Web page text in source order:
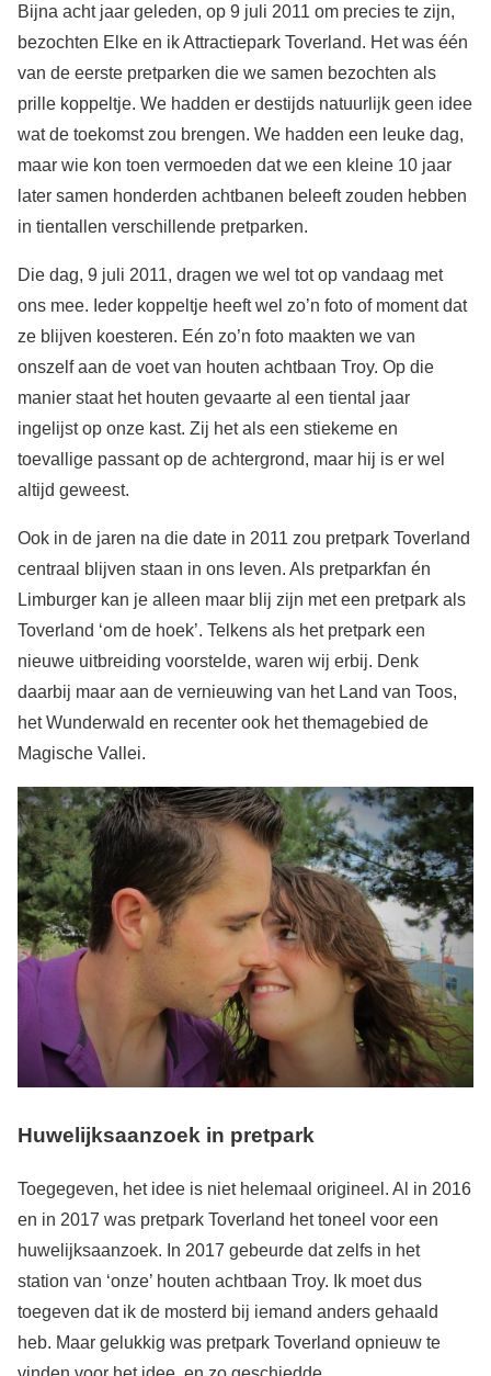
Bijna acht jaar geleden, op 9 juli 2011 om precies te zijn,
bezochten Elke en ik Attractiepark Toverland. Het was één
van de eerste pretparken die we samen bezochten als
prille koppeltje. We hadden er destijds natuurlijk geen idee
wat de toekomst zou brengen. We hadden een leuke dag,
maar wie kon toen vermoeden dat we een kleine 10 jaar
later samen honderden achtbanen beleeft zouden hebben
in tientallen verschillende pretparken.
Die dag, 9 juli 2011, dragen we wel tot op vandaag met
ons mee. Ieder koppeltje heeft wel zo’n foto of moment dat
ze blijven koesteren. Eén zo’n foto maakten we van
onszelf aan de voet van houten achtbaan Troy. Op die
manier staat het houten gevaarte al een tiental jaar
ingelijst op onze kast. Zij het als een stiekeme en
toevallige passant op de achtergrond, maar hij is er wel
altijd geweest.
Ook in de jaren na die date in 2011 zou pretpark Toverland
centraal blijven staan in ons leven. Als pretparkfan én
Limburger kan je alleen maar blij zijn met een pretpark als
Toverland ‘om de hoek’. Telkens als het pretpark een
nieuwe uitbreiding voorstelde, waren wij erbij. Denk
daarbij maar aan de vernieuwing van het Land van Toos,
het Wunderwald en recenter ook het themagebied de
Magische Vallei.
Huwelijksaanzoek in pretpark
Toegegeven, het idee is niet helemaal origineel. Al in 2016
en in 2017 was pretpark Toverland het toneel voor een
huwelijksaanzoek. In 2017 gebeurde dat zelfs in het
station van ‘onze’ houten achtbaan Troy. Ik moet dus
toegeven dat ik de mosterd bij iemand anders gehaald
heb. Maar gelukkig was pretpark Toverland opnieuw te